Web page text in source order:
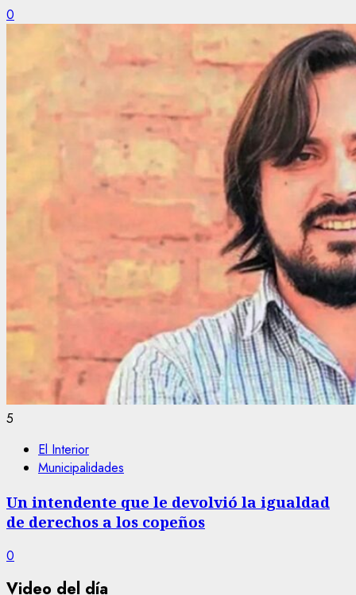
0
5
El Interior
Municipalidades
Un intendente que le devolvió la igualdad
de derechos a los copeños
0
Video del día